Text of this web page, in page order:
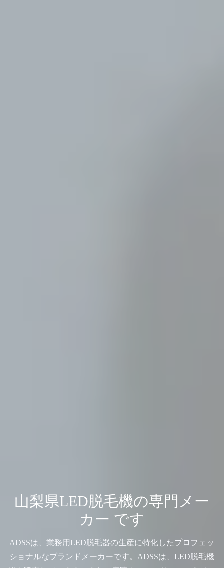
山梨県LED脱毛機の専門メー
カー です
ADSSは、業務用LED脱毛器の生産に特化したプロフェッ
ショナルなブランドメーカーです。ADSSは、LED脱毛機